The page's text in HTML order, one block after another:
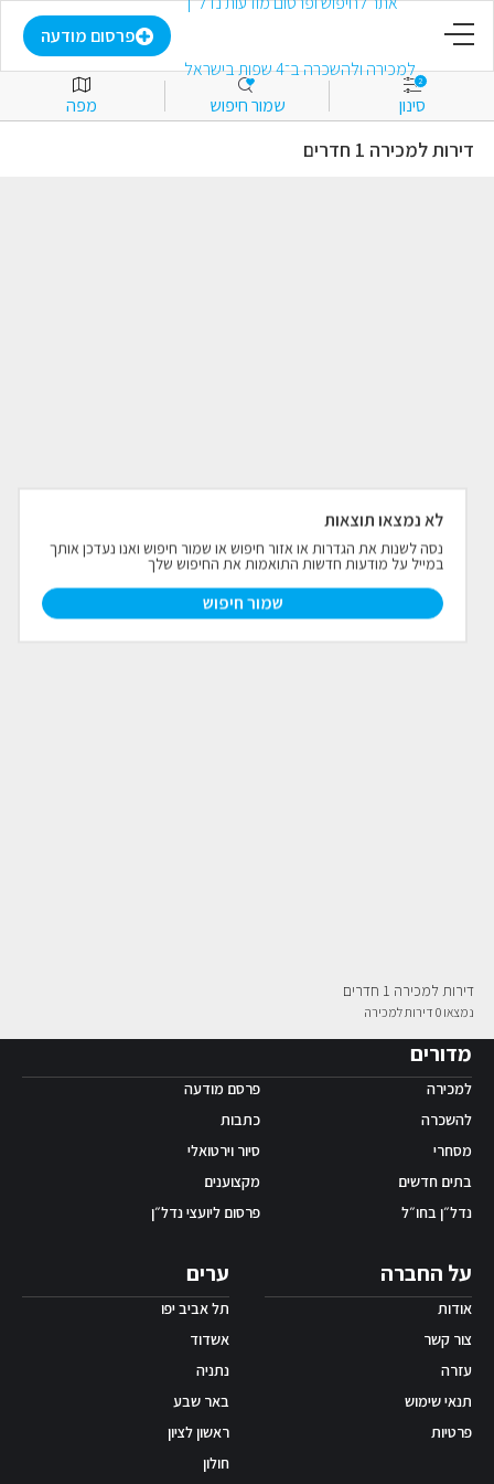
פרסום מודעה
פרסום מודעה
מסחרי
פרויקטים חדשים
נדל"ן בחו"ל
אפליקציית ‫Android
2
סינון שמור חיפוש מפה
דירות למכירה 1 חדרים
לא נמצאו תוצאות
נסה לשנות את הגדרות או אזור חיפוש או שמור חיפוש ואנו נעדכן אותך
במייל על מודעות חדשות התואמות את החיפוש שלך
שמור חיפוש
דירות למכירה 1 חדרים
נמצאו 0 דירות למכירה
מדורים
למכירה
להשכרה
מסחרי
בתים חדשים
נדל״ן בחו״ל
פרסם מודעה
כתבות
סיור וירטואלי
מקצוענים
פרסום ליועצי נדל״ן
ערים
תל אביב יפו
אשדוד
נתניה
באר שבע
ראשון לציון
חולון
על החברה
אודות
צור קשר
עזרה
תנאי שימוש
פרטיות